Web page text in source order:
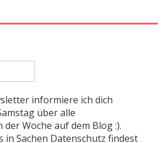
informiere ich dich
über alle
Woche auf dem Blog :).
in Sachen Datenschutz findest